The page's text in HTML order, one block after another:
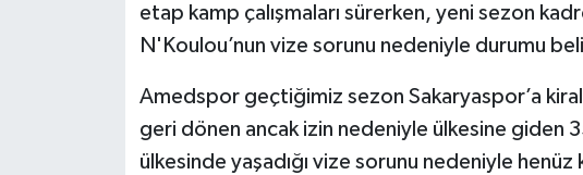
etap kamp çalışmaları sürerken, yeni sezon
N'Koulou’nun vize sorunu nedeniyle durumu
Amedspor geçtiğimiz sezon Sakaryaspor’a
geri dönen ancak izin nedeniyle ülkesine giden
ülkesinde yaşadığı vize sorunu nedeniyle henüz